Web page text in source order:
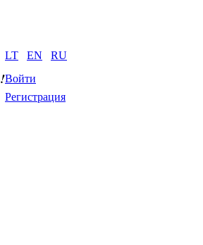
!
LT EN
RU
Войти
Регистрация